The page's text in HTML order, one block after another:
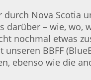
Nova
– wie,
nochmal etwas
BBFF
ebenso wie die